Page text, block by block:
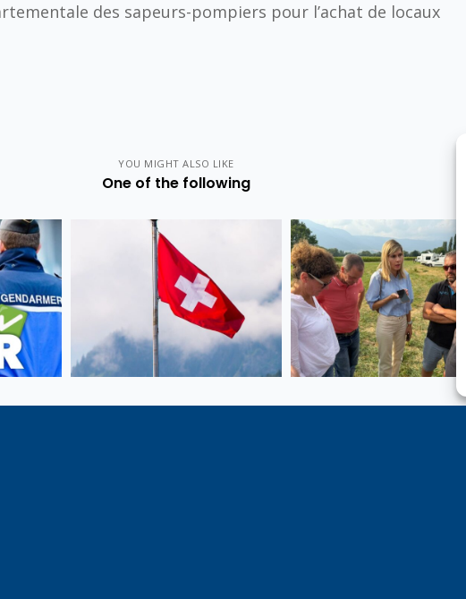
des sapeurs-pompiers pour l’achat de locaux
YOU MIGHT ALSO LIKE
One of the following